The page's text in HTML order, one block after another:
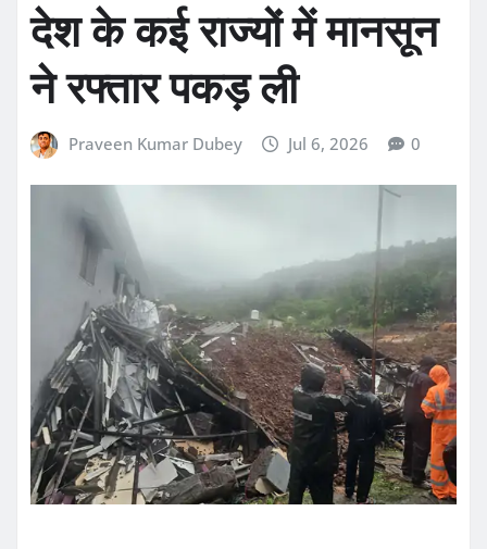
देश के कई राज्यों में मानसून
ने रफ्तार पकड़ ली
Praveen Kumar Dubey Jul 6, 2026 0